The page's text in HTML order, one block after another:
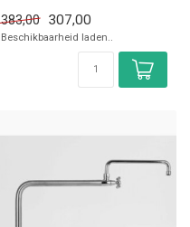
383,00 307,00
Beschikbaarheid laden..